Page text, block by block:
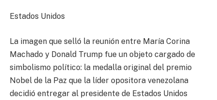
Estados Unidos
La imagen que selló la reunión entre María Corina
Machado y Donald Trump fue un objeto cargado de
simbolismo político: la medalla original del premio
Nobel de la Paz que la líder opositora venezolana
decidió entregar al presidente de Estados Unidos